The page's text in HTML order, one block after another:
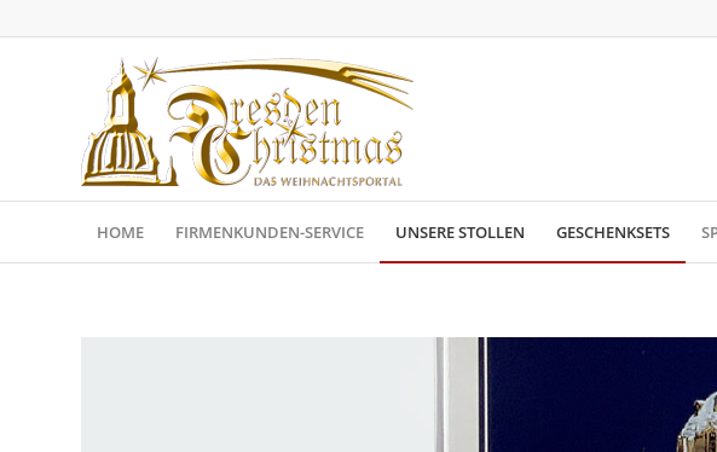
HOME FIRMENKUNDEN-SERVICE UNSERE STOLLEN GESCHENKSETS